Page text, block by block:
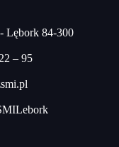
Lębork 84-300
– 95